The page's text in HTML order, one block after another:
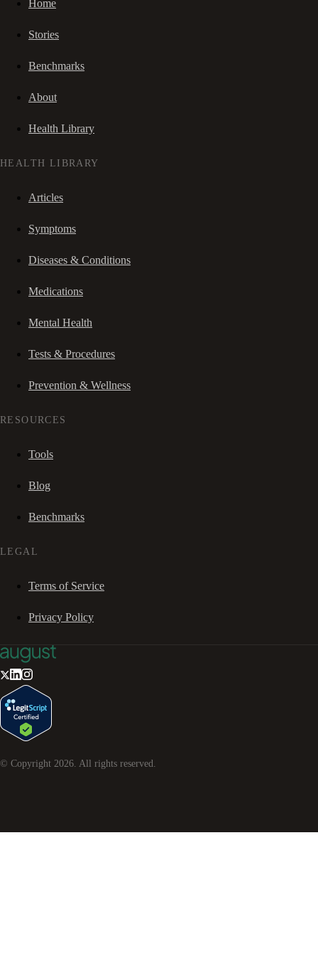
Home
Stories
Benchmarks
About
Health Library
HEALTH LIBRARY
Articles
Symptoms
Diseases & Conditions
Medications
Mental Health
Tests & Procedures
Prevention & Wellness
RESOURCES
Tools
Blog
Benchmarks
LEGAL
Terms of Service
Privacy Policy
© Copyright 2026. All rights reserved.